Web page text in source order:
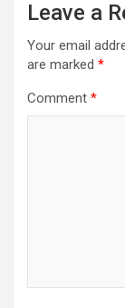
Leave a
Your email
are marked *
Comment *